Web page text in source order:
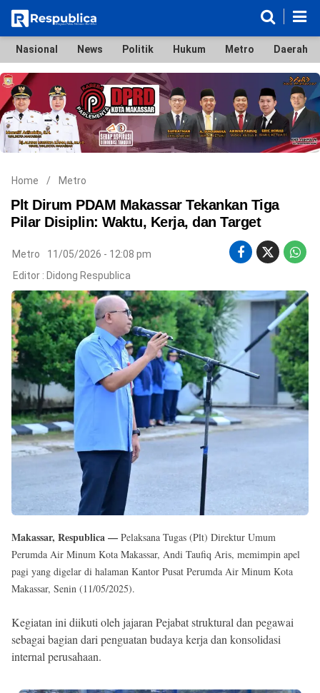
Nasional
News
Politik
Hukum
Metro
Daerah
Ekonomi & Bisnis
Lifestyle
Otomotif
Bola & Sport
Edukasi
Tokoh
Hiburan
©
Copyright
2026
Respublica
.
All
Right
Reserved
Nasional News Politik Hukum Metro Daerah
Home / Metro
Plt Dirum PDAM Makassar Tekankan Tiga
Pilar Disiplin: Waktu, Kerja, dan Target
Metro
11/05/2026 - 12:08 pm
Editor : Didong Respublica
Makassar, Respublica — Pelaksana Tugas (Plt) Direktur Umum
Perumda Air Minum Kota Makassar, Andi Taufiq Aris, memimpin apel
pagi yang digelar di halaman Kantor Pusat Perumda Air Minum Kota
Makassar, Senin (11/05/2025).
Kegiatan ini diikuti oleh jajaran Pejabat struktural dan pegawai
sebagai bagian dari penguatan budaya kerja dan konsolidasi
internal perusahaan.